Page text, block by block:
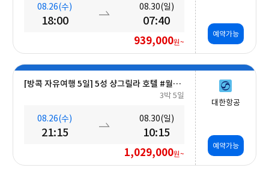
08.26(수)
18:00
08.30(일)
07:40
939,000원~
예약가능
[방콕 자유여행 5일] 5성 샹그릴라 호텔 #월드체인 #차오프라야강변 #조식포함 #호캉스 #도심접근성
3박 5일
08.26(수)
21:15
08.30(일)
10:15
1,029,000원~
대한항공
예약가능